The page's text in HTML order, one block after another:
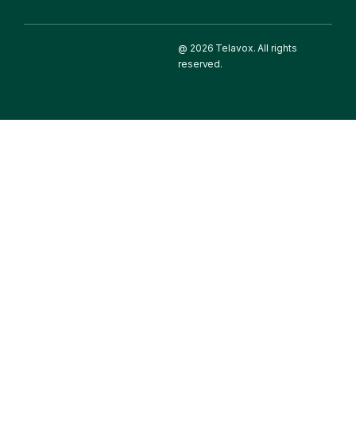
@ 2026 Telavox. All rights
reserved.